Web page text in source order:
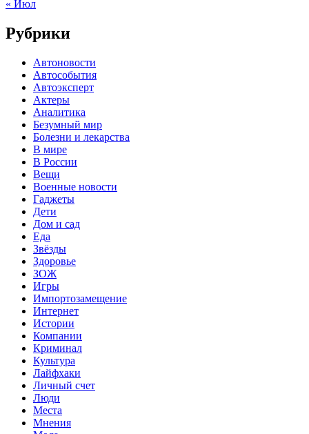
« Июл
Рубрики
Автоновости
Автособытия
Автоэксперт
Актеры
Аналитика
Безумный мир
Болезни и лекарства
В мире
В России
Вещи
Военные новости
Гаджеты
Дети
Дом и сад
Еда
Звёзды
Здоровье
ЗОЖ
Игры
Импортозамещение
Интернет
Истории
Компании
Криминал
Культура
Лайфхаки
Личный счет
Люди
Места
Мнения